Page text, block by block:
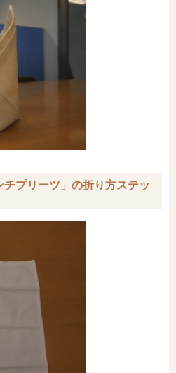
プリーツ」の折り方ステッ